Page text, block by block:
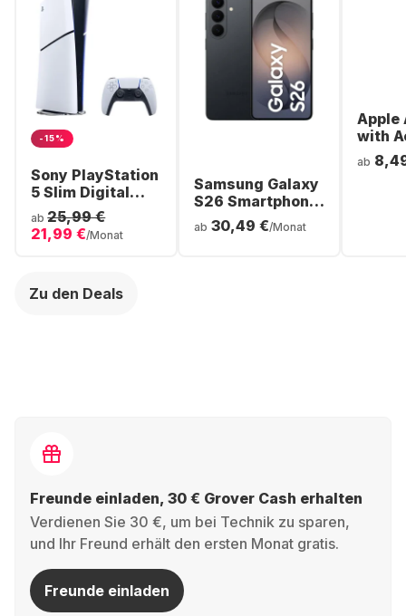
-15%
Sony PlayStation
5 Slim Digital
Console
ab 25,99 €
21,99 €/Monat
Samsung Galaxy
S26 Smartphone
- 256GB - Dual
SIM
ab 30,49 €/Monat
Apple
with
Noise
ab
Zu den Deals
Freunde einladen, 30 € Grover Cash erhalten
Verdienen Sie 30 €, um bei Technik zu sparen,
und Ihr Freund erhält den ersten Monat gratis.
Freunde einladen